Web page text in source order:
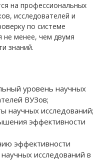
на профессиональных
исследователей и
по системе
не менее, чем двумя
знаний.
уровень научных
ВУЗов;
научных исследований;
эффективности
эффективности
исследований в